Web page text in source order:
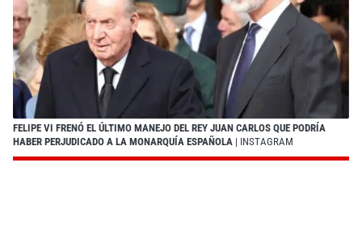
FELIPE VI FRENÓ EL ÚLTIMO MANEJO DEL REY JUAN CARLOS QUE PODRÍA
HABER PERJUDICADO A LA MONARQUÍA ESPAÑOLA | INSTAGRAM